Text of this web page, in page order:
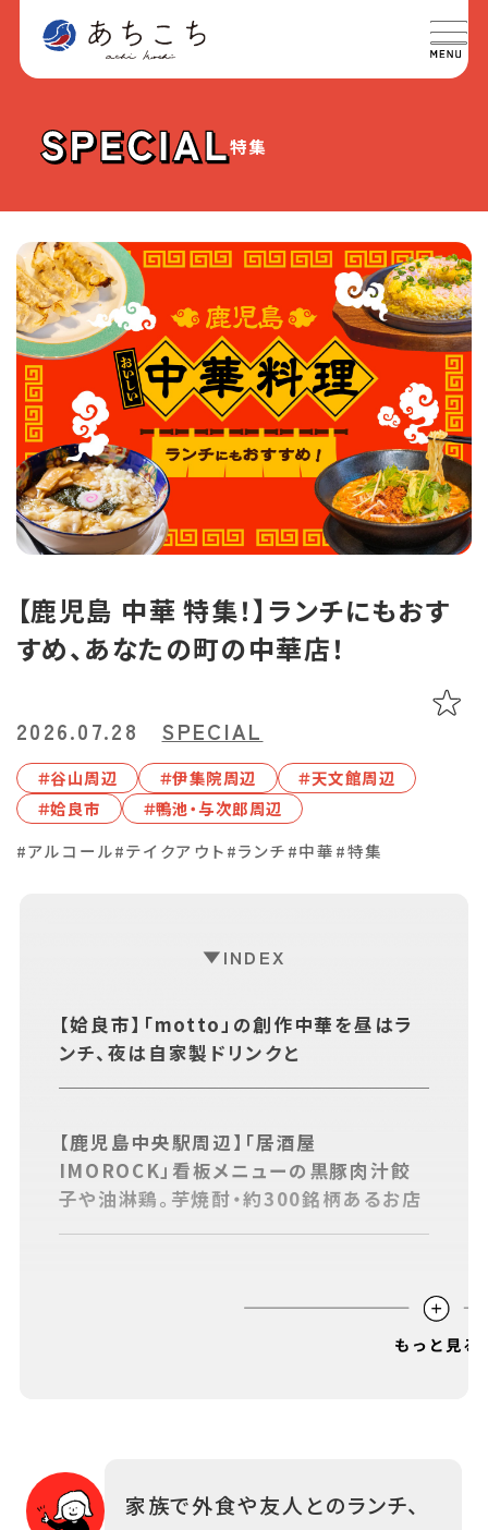
特集 SPECIAL
イベント EVENT
おでかけ TRIP
ライフ LIFE
あちこち編集コラム
おすすめタグ
＃コーヒー
＃モーニング＃ランチ＃写真映え＃温泉 ＃甘酢＃磁器
＃花見スポット＃陶器＃鹿児島の魚
＃鹿児島県産和牛・黒豚・地鶏
運営会社について｜お知らせ｜利⽤規約｜
プライバシーポリシー｜お問い合わせ
特集
【鹿児島 中華 特集！】ランチにもおす
すめ、あなたの町の中華店！
2026.07.28 SPECIAL
＃⾕⼭周辺 ＃伊集院周辺
＃天⽂館周辺
＃姶良市
＃鴨池・与次郎周辺
#アルコール#テイクアウト#ランチ#中華#特集
INDEX
【姶良市】「motto」の創作中華を昼はラ
ンチ、夜は自家製ドリンクと
【鹿児島中央駅周辺】「居酒屋
IMOROCK」看板メニューの黒豚肉汁餃
子や油淋鶏。芋焼酎・約300銘柄あるお店
で味わう“はやくて、おいしい”アジアン料
家族で外食や友人とのランチ、